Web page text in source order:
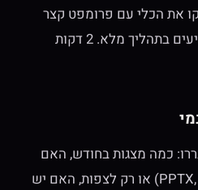
את הכלי עם פרומפט קצר
בעברית לפני שאתם משקיעים בתהליך מלא. 2 דקות
כמה מצגות בחודש, האם
אפשר להוריד קובץ (PPTX, PDF) או רק לצפות, האם יש